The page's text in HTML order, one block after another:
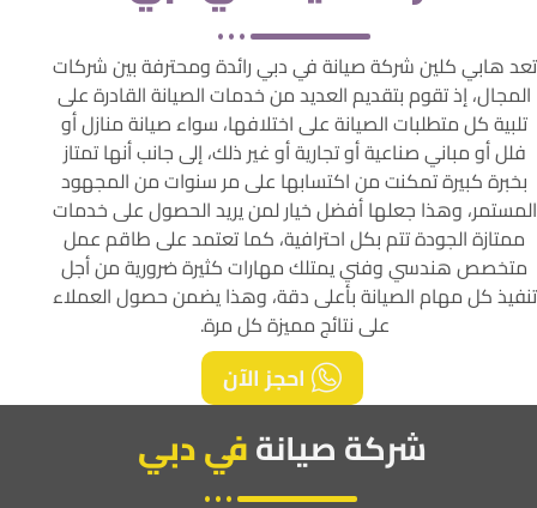
تعد هابي كلين شركة صيانة في دبي رائدة ومحترفة بين شركات
المجال، إذ تقوم بتقديم العديد من خدمات الصيانة القادرة على
تلبية كل متطلبات الصيانة على اختلافها، سواء صيانة منازل أو
فلل أو مباني صناعية أو تجارية أو غير ذلك، إلى جانب أنها تمتاز
بخبرة كبيرة تمكنت من اكتسابها على مر سنوات من المجهود
المستمر، وهذا جعلها أفضل خيار لمن يريد الحصول على خدمات
ممتازة الجودة تتم بكل احترافية، كما تعتمد على طاقم عمل
متخصص هندسي وفني يمتلك مهارات كثيرة ضرورية من أجل
تنفيذ كل مهام الصيانة بأعلى دقة، وهذا يضمن حصول العملاء
على نتائج مميزة كل مرة.
احجز الآن
شركة صيانةفي دبي